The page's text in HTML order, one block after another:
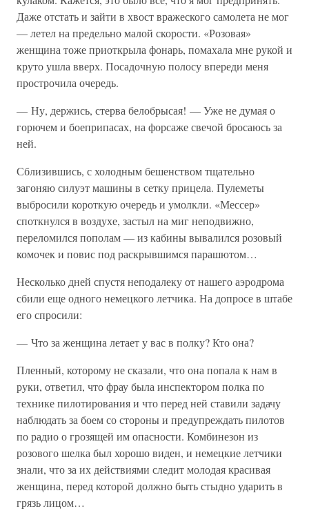
Даже отстать и зайти в хвост вражеского самолета не мог
— летел на предельно малой скорости. «Розовая»
женщина тоже приоткрыла фонарь, помахала мне рукой и
круто ушла вверх. Посадочную полосу впереди меня
прострочила очередь.
— Ну, держись, стерва белобрысая! — Уже не думая о
горючем и боеприпасах, на форсаже свечой бросаюсь за
ней.
Сблизившись, с холодным бешенством тщательно
загоняю силуэт машины в сетку прицела. Пулеметы
выбросили короткую очередь и умолкли. «Мессер»
споткнулся в воздухе, застыл на миг неподвижно,
переломился пополам — из кабины вывалился розовый
комочек и повис под раскрывшимся парашютом…
Несколько дней спустя неподалеку от нашего аэродрома
сбили еще одного немецкого летчика. На допросе в штабе
его спросили:
— Что за женщина летает у вас в полку? Кто она?
Пленный, которому не сказали, что она попала к нам в
руки, ответил, что фрау была инспектором полка по
технике пилотирования и что перед ней ставили задачу
наблюдать за боем со стороны и предупреждать пилотов
по радио о грозящей им опасности. Комбинезон из
розового шелка был хорошо виден, и немецкие летчики
знали, что за их действиями следит молодая красивая
женщина, перед которой должно быть стыдно ударить в
грязь лицом…